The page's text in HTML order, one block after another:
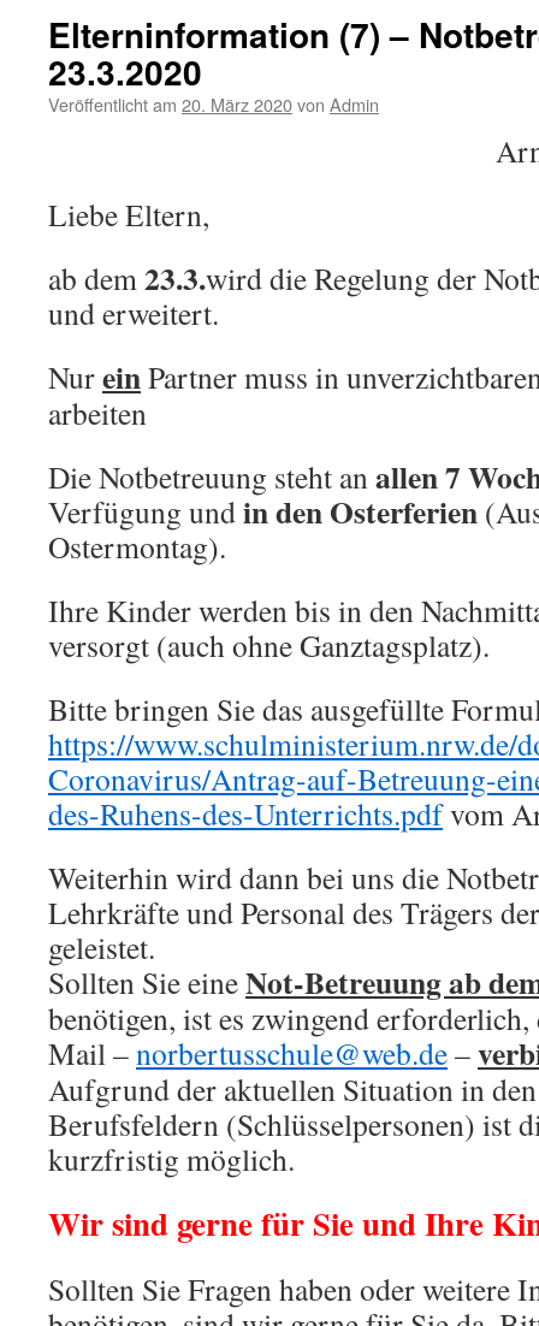
Elterninformation (7) –
23.3.2020
Veröffentlicht am 20. März 2020von Admin
Liebe Eltern,
ab dem23.3.wird die Regelung der
und erweitert.
NureinPartner muss in
arbeiten
Die Notbetreuung steht anallen 7
Verfügung undin den Osterferien
Ostermontag).
Ihre Kinder werden bis in den
versorgt (auch ohne Ganztagsplatz).
Bitte bringen Sie das ausgefüllte
https://www.schulministerium.nrw.de/
Coronavirus/Antrag-auf-Betreuung-
des-Ruhens-des-Unterrichts.pdfvom
Weiterhin wird dann bei uns die
Lehrkräfte und Personal des Trägers
geleistet.
Sollten Sie eineNot-Betreuung ab
benötigen, ist es zwingend
Mail –norbertusschule@web.de–
Aufgrund der aktuellen Situation in
Berufsfeldern (Schlüsselpersonen) ist
kurzfristig möglich.
Wir sind gerne für Sie und Ihre
Sollten Sie Fragen haben oder weitere